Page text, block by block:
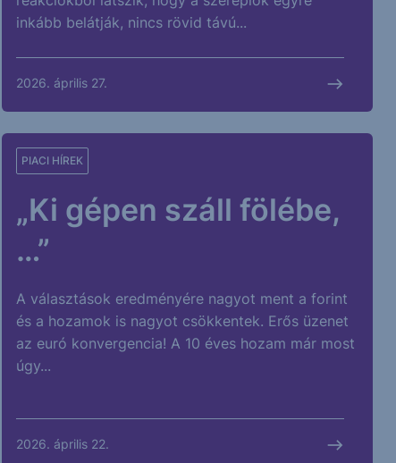
inkább belátják, nincs rövid távú...
2026. április 27.
„Ki gépen száll fölébe,
…”
PIACI HÍREK
A választások eredményére nagyot ment a forint
és a hozamok is nagyot csökkentek. Erős üzenet
az euró konvergencia! A 10 éves hozam már most
úgy...
2026. április 22.